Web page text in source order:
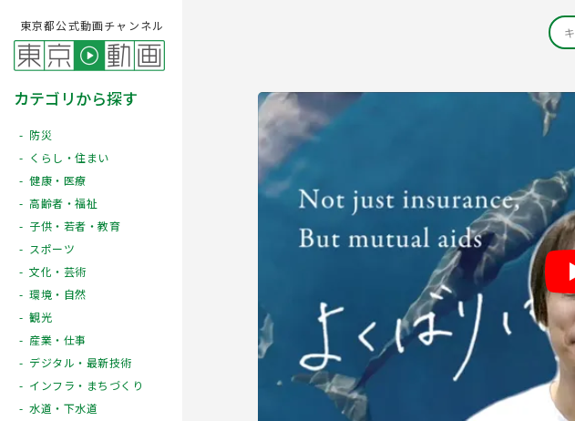
東京都公式動画チャンネル
カテゴリから探す
防災
くらし・住まい
健康・医療
高齢者・福祉
子供・若者・教育
スポーツ
文化・芸術
環境・自然
観光
産業・仕事
デジタル・最新技術
インフラ・まちづくり
水道・下水道